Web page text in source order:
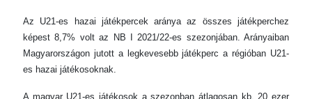
Az U21-es hazai játékpercek aránya az összes játékperchez
képest 8,7% volt az NB I 2021/22-es szezonjában. Arányaiban
Magyarországon jutott a legkevesebb játékperc a régióban U21-
es hazai játékosoknak.
A magyar U21-es játékosok a szezonban átlagosan kb. 20 ezer